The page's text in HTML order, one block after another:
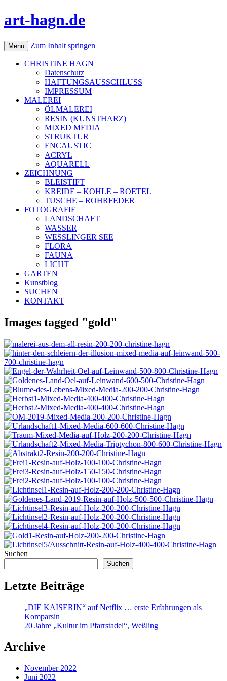
art-hagn.de
Menü Zum Inhalt springen
CHRISTINE HAGN
Datenschutz
HAFTUNGSAUSSCHLUSS
IMPRESSUM
MALEREI
ÖLMALEREI
RESIN (KUNSTHARZ)
MIXED MEDIA
STRUKTUR
ENCAUSTIC
ACRYL
AQUARELL
ZEICHNUNG
BLEISTIFT
KREIDE – KOHLE – ROETEL
TUSCHE – ROHRFEDER
FOTOGRAFIE
LANDSCHAFT
WASSER
WESSLINGER SEE
FLORA
FAUNA
LICHT
GARTEN
Kunstblog
SUCHEN
KONTAKT
Images tagged "gold"
Suchen
Suchen
Letzte Beiträge
„DIE KAISERIN“ auf Netflix … erste Erfahrungen als
Komparsin
20 Jahre „Kultur im Pfarrstadel“, Weßling
Archive
November 2022
Juni 2022